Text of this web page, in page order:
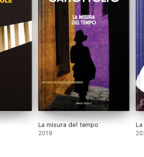
La misura del tempo
2019